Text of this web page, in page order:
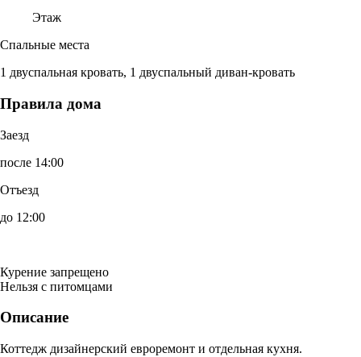
Этаж
Спальные места
1 двуспальная кровать, 1 двуспальный диван-кровать
Правила дома
Заезд
после 14:00
Отъезд
до 12:00
Курение запрещено
Нельзя с питомцами
Описание
Коттедж дизайнерский евроремонт и отдельная кухня.